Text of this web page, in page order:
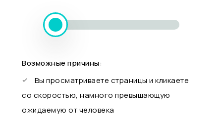
Возможные причины:
Вы просматриваете страницы и кликаете
со скоростью, намного превышающую
ожидаемую от человека